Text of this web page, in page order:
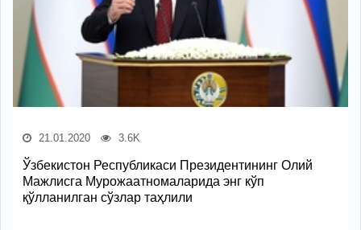
21.01.2020 3.6K
Ўзбекистон Республикаси Президентининг Олий
Мажлисга Мурожаатномаларида энг кўп
қўлланилган сўзлар таҳлили